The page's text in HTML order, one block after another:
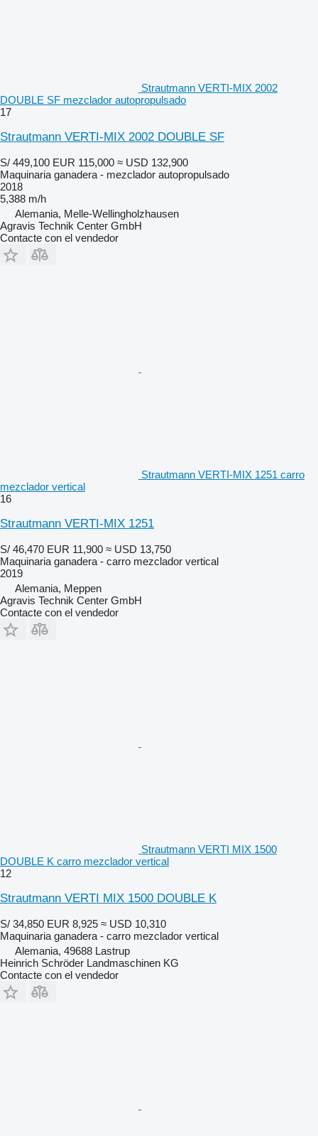
Strautmann VERTI-MIX 2002
DOUBLE SF mezclador autopropulsado
17
Strautmann VERTI-MIX 2002 DOUBLE SF
S/ 449,100 EUR 115,000 ≈ USD 132,900
Maquinaria ganadera - mezclador autopropulsado
2018
5,388 m/h
Alemania, Melle-Wellingholzhausen
Agravis Technik Center GmbH
Contacte con el vendedor
Strautmann VERTI-MIX 1251 carro
mezclador vertical
16
Strautmann VERTI-MIX 1251
S/ 46,470 EUR 11,900 ≈ USD 13,750
Maquinaria ganadera - carro mezclador vertical
2019
Alemania, Meppen
Agravis Technik Center GmbH
Contacte con el vendedor
Strautmann VERTI MIX 1500
DOUBLE K carro mezclador vertical
12
Strautmann VERTI MIX 1500 DOUBLE K
S/ 34,850 EUR 8,925 ≈ USD 10,310
Maquinaria ganadera - carro mezclador vertical
Alemania, 49688 Lastrup
Heinrich Schröder Landmaschinen KG
Contacte con el vendedor